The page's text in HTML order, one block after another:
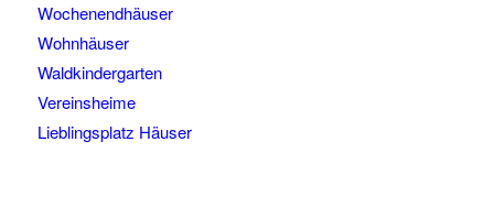
Wochenendhäuser
Wohnhäuser
Waldkindergarten
Vereinsheime
Lieblingsplatz Häuser